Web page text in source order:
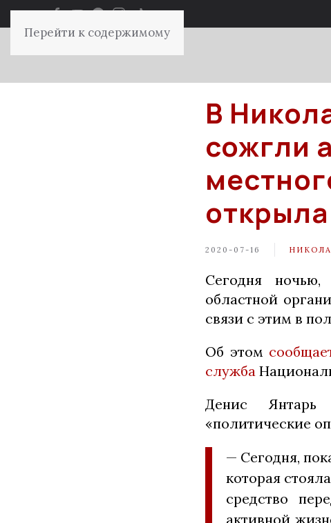
Перейти к содержимому
В
сожгли
2020-07-16
Сегодня
областной
связи с этим в
Об этом
служба
Денис Янтарь
«политические
— Сегодня,
которая
средство
активной